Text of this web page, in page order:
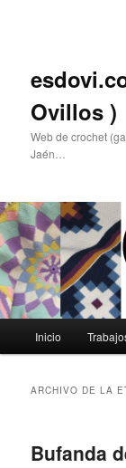
Ovillos )
Web de crochet
Jaén…
principal
Inicio
ARCHIVO DE LA
Bufanda